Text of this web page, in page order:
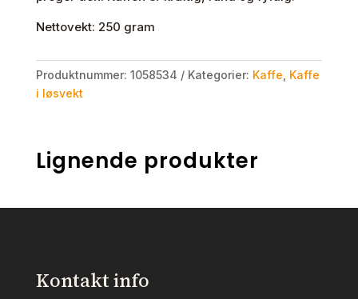
Nettovekt: 250 gram
Produktnummer: 1058534 Kategorier: Kaffe Kaffe
i løsvekt
Lignende produkter
Kontakt info